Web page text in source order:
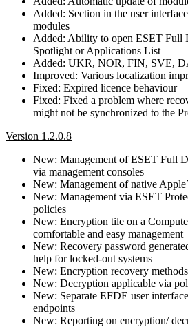
Added: Section in the user
modules
Added: Ability to open ESET Full
Spotlight or Applications List
Added: UKR, NOR, FIN, SVE,
Improved: Various localization
Fixed: Expired licence behaviour
Fixed: Fixed a problem where
might not be synchronized to the
Version 1.2.0.8
New: Management of ESET Full
via management consoles
New: Management of native
New: Management via ESET
policies
New: Encryption tile on a
comfortable and easy management
New: Recovery password
help for locked-out systems
New: Encryption recovery
New: Decryption applicable via
New: Separate EFDE user
endpoints
New: Reporting on encryption/